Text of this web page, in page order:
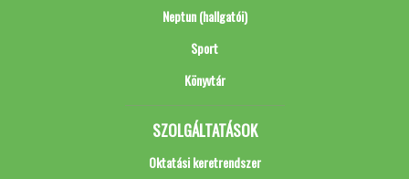
Neptun (hallgatói)
Sport
Könyvtár
SZOLGÁLTATÁSOK
Oktatási keretrendszer